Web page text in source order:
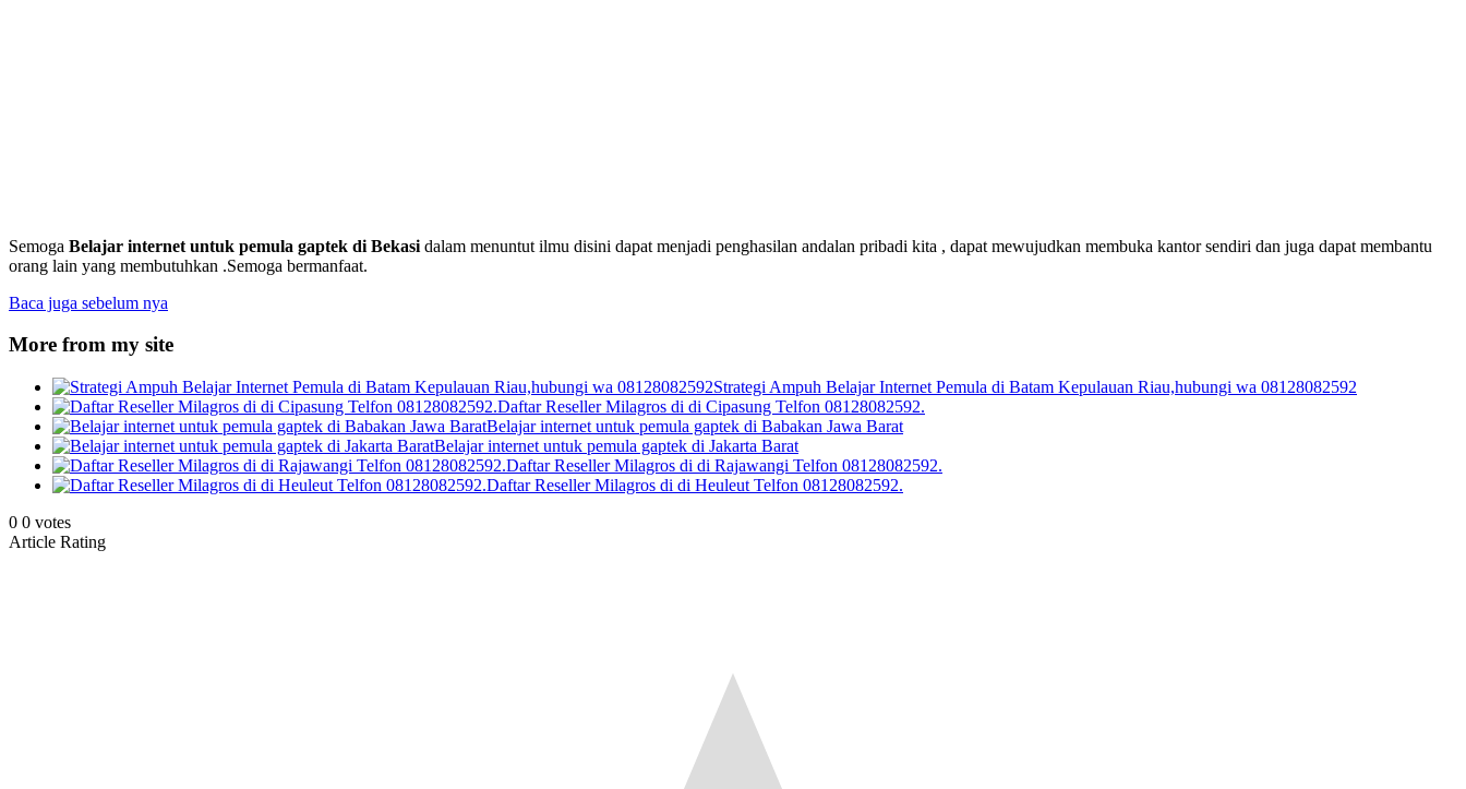
Semoga Belajar internet untuk pemula gaptek di Bekasi dalam menuntut ilmu disini dapat menjadi penghasilan andalan pribadi kita , dapat mewujudkan membuka kantor sendiri dan juga dapat membantu
orang lain yang membutuhkan .Semoga bermanfaat.
Baca juga sebelum nya
More from my site
Strategi Ampuh Belajar Internet Pemula di Batam Kepulauan Riau,hubungi wa 08128082592
Daftar Reseller Milagros di di Cipasung Telfon 08128082592.
Belajar internet untuk pemula gaptek di Babakan Jawa Barat
Belajar internet untuk pemula gaptek di Jakarta Barat
Daftar Reseller Milagros di di Rajawangi Telfon 08128082592.
Daftar Reseller Milagros di di Heuleut Telfon 08128082592.
0 0 votes
Article Rating